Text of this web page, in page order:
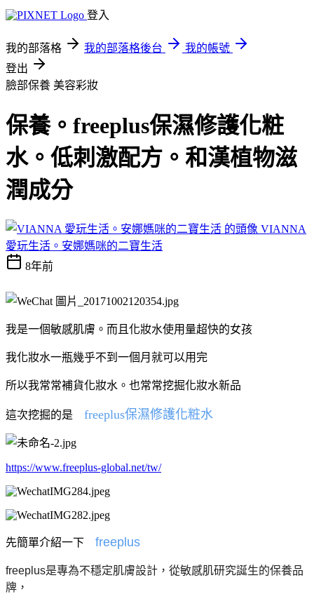
登入
我的部落格 我的部落格後台
我的帳號
登出
臉部保養 美容彩妝
保養。freeplus保濕修護化粧
水。低刺激配方。和漢植物滋
潤成分
VIANNA
愛玩生活。安娜媽咪的二寶生活
8年前
我是一個敏感肌膚。而且化妝水使用量超快的女孩
我化妝水一瓶幾乎不到一個月就可以用完
所以我常常補貨化妝水。也常常挖掘化妝水新品
這次挖掘的是 freeplus保濕修護化粧水
https://www.freeplus-global.net/tw/
先簡單介紹一下 freeplus
freeplus是專為不穩定肌膚設計，從敏感肌研究誕生的保養品
牌，